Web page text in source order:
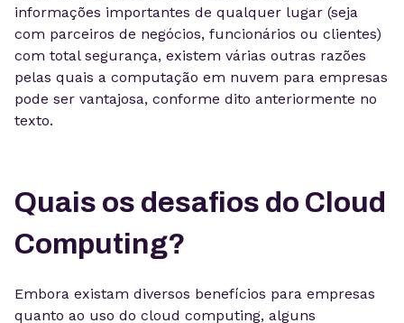
informações importantes de qualquer lugar (seja
com parceiros de negócios, funcionários ou clientes)
com total segurança, existem várias outras razões
pelas quais a computação em nuvem para empresas
pode ser vantajosa, conforme dito anteriormente no
texto.
Quais os desafios do Cloud
Computing?
Embora existam diversos benefícios para empresas
quanto ao uso do cloud computing, alguns